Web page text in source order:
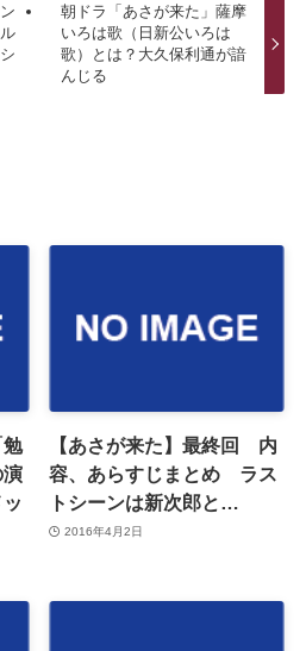
朝ドラ「あさが来た」薩摩
いろは歌（日新公いろは
歌）とは？大久保利通が諳
んじる
【あさが来た】最終回 内
容、あらすじまとめ ラス
トシーンは新次郎と…
2016年4月2日